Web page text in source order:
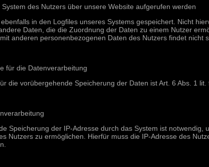
des Nutzers über unsere Website aufgerufen werden
in den Logfiles unseres Systems gespeichert. Nicht
Daten, die die Zuordnung der Daten zu einem Nutzer
anderen personenbezogenen Daten des Nutzers findet nicht
für die Datenverarbeitung
die vorübergehende Speicherung der Daten ist Art. 6 Abs. 1 lit.
Speicherung der IP-Adresse durch das System ist notwendig,
Nutzers zu ermöglichen. Hierfür muss die IP-Adresse des